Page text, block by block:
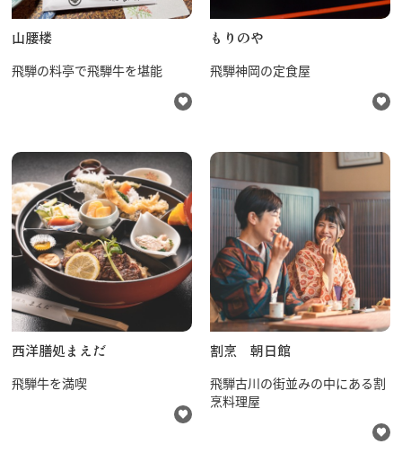
山腰楼
飛騨の料亭で飛騨牛を堪能
もりのや
飛騨神岡の定食屋
西洋膳処まえだ
飛騨牛を満喫
割烹 朝日館
飛騨古川の街並みの中にある割
烹料理屋